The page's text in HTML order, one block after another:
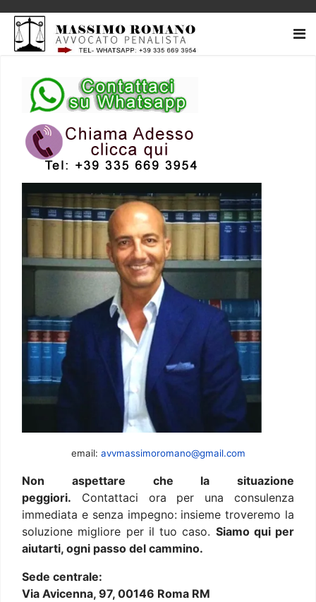
email: avvmassimoromano@gmail.com
Non aspettare che la situazione
peggiori. Contattaci ora per una consulenza
immediata e senza impegno: insieme troveremo la
soluzione migliore per il tuo caso. Siamo qui per
aiutarti, ogni passo del cammino.
Sede centrale:
Via Avicenna, 97, 00146 Roma RM